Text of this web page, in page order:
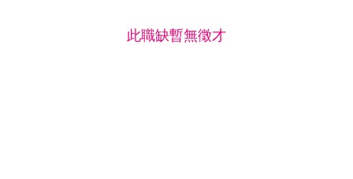
此職缺暫無徵才